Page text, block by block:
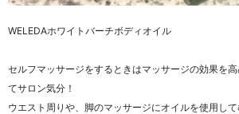
WELEDAホワイトバーチボディオイル
セルフマッサージをするときはマッサージの効果を
てサロン気分！
ウエスト周りや、脚のマッサージにオイルを使用し